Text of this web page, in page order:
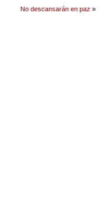
No descansarán en paz »